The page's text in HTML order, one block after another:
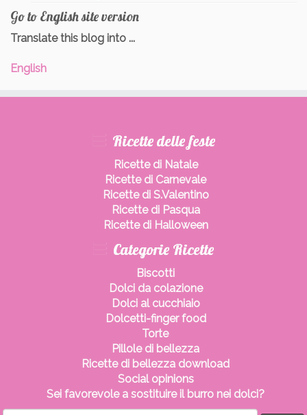
Go to English site version
Translate this blog into ...
English
Ricette delle feste
Ricette di Natale
Ricette di Carnevale
Ricette di S.Valentino
Ricette di Pasqua
Ricette di Halloween
Categorie Ricette
Biscotti
Dolci da colazione
Dolci al cucchiaio
Dolcetti-finger food
Torte
Pillole di bellezza
Ricette di bellezza download
Social opinions
Sei favorevole a sostituire il burro nei dolci?